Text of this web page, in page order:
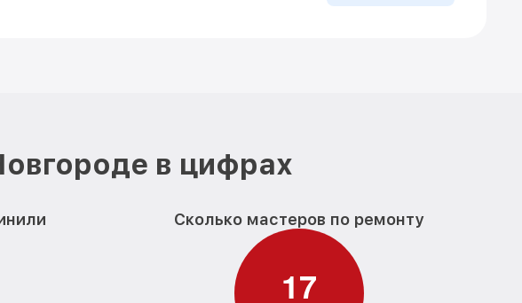
в цифрах
Сколько мастеров по ремонту
17